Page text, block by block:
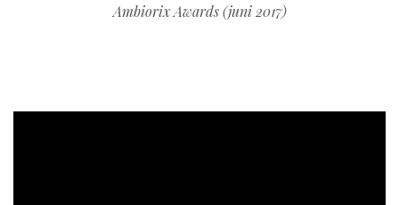
Ambiorix Awards (juni 2017)